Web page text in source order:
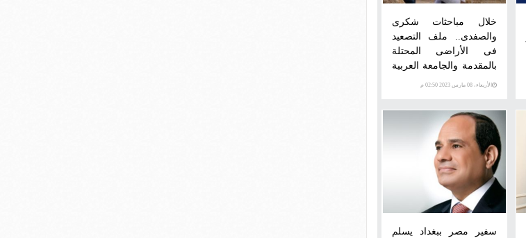
خلال مباحثات شكرى
والصفدى.. ملف التصعيد
فى الأراضى المحتلة
بالمقدمة والجامعة العربية
تدين "مجزرة جنين"..
عن الجرائم الممنهجة
الأربعاء، 08 مارس 2023 02:50 م
سفير مصر ببغداد يسلم